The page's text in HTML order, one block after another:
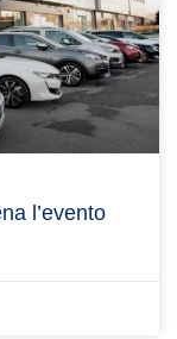
l’evento